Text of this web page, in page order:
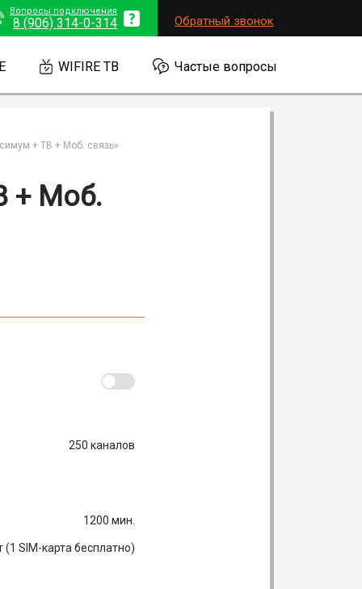
Вопросы подключения
8 (906) 314-0-314 Обратный звонок
WIFIRE ТВ Частые вопросы
+ ТВ + Моб. связь»
+ Моб.
250 каналов
1200 мин.
(1 SIM-карта бесплатно)